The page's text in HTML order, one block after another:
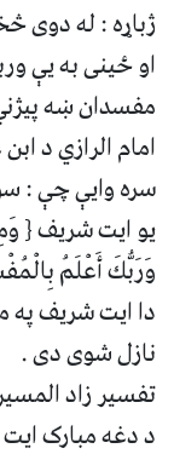
ژباړه : له دوی
او ځینی به یې
مفسدان ښه
امام الرازي د
سره وايې چې :
یو ایت شریف {
وَرَبُّكَ أَعْلَمُ
دا ایت شریف په
نازل شوی دی .
تفسیر زاد
د دغه مبارک